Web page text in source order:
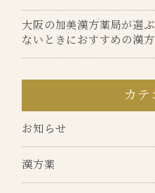
大阪の加美漢方薬局が選
ないときにおすすめの漢
カテ
お知らせ
漢方薬